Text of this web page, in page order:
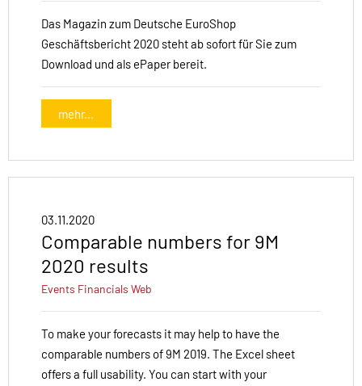
Das Magazin zum Deutsche EuroShop
Geschäftsbericht 2020 steht ab sofort für Sie zum
Download und als ePaper bereit.
mehr...
03.11.2020
Comparable numbers for 9M
2020 results
Events Financials Web
To make your forecasts it may help to have the
comparable numbers of 9M 2019. The Excel sheet
offers a full usability. You can start with your